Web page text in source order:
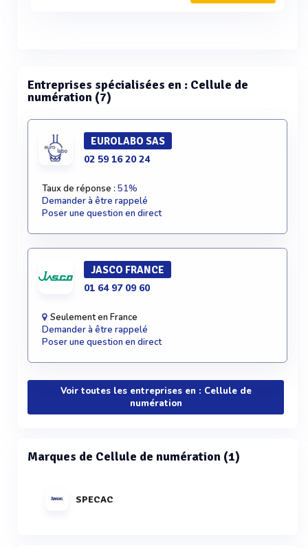
Entreprises spécialisées en : Cellule de
numération (7)
EUROLABO SAS
02 59 16 20 24
Taux de réponse : 51%
Demander à être rappelé
Poser une question en direct
JASCO FRANCE
01 64 97 09 60
Seulement en France
Demander à être rappelé
Poser une question en direct
Voir toutes les entreprises en : Cellule de
numération
Marques de Cellule de numération (1)
SPECAC